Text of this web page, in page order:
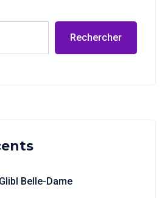
Rechercher
Belle-Dame